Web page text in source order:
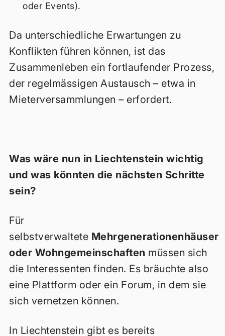
oder Events).
Da unterschiedliche Erwartungen zu
Konflikten führen können, ist das
Zusammenleben ein fortlaufender Prozess,
der regelmässigen Austausch – etwa in
Mieterversammlungen – erfordert.
Was wäre nun in Liechtenstein wichtig
und was könnten die nächsten Schritte
sein?
Für
selbstverwaltete Mehrgenerationenhäuser
oder Wohngemeinschaften müssen sich
die Interessenten finden. Es bräuchte also
eine Plattform oder ein Forum, in dem sie
sich vernetzen können.
In Liechtenstein gibt es bereits